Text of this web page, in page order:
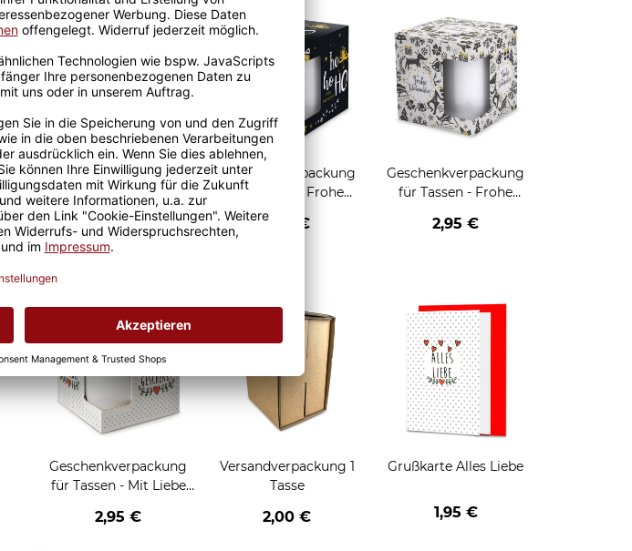
Geschenkverpackung
für Tassen - Frohe
Weihnachten - HO HO
HO - rot
2,95 €
Geschenkverpackung
für Tassen - Frohe
Weihnachten - HO HO
HO - schwarz
2,95 €
Geschenkverpackung
für Tassen - Frohe
2,95 €
Geschenkverpackung
für Tassen - Mit Liebe
2,95 €
Versandverpackung 1
Tasse
2,00 €
Grußkarte Alles Liebe
1,95 €